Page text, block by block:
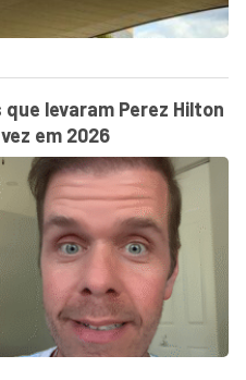
levaram Perez Hilton
em 2026